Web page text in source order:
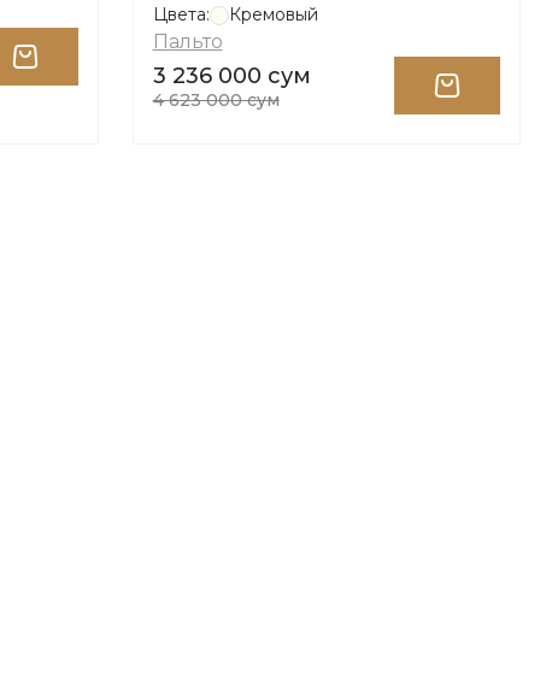
Цвета: Кремовый
Пальто
3 236 000 сум
4 623 000 сум